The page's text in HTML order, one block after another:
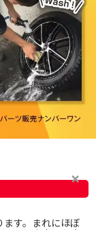
す。まれにほぼ